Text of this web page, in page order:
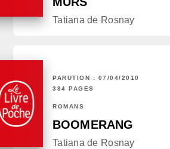
Tatiana de Rosnay
PARUTION : 07/04/2010
384 PAGES
ROMANS
BOOMERANG
Tatiana de Rosnay